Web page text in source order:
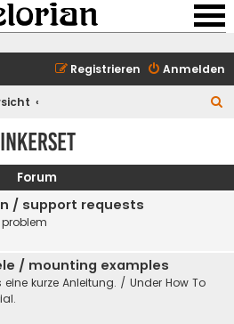
Anmelden
Registrieren
e
Forum
/ support requests
/ mounting examples
eine kurze Anleitung. / Under How To